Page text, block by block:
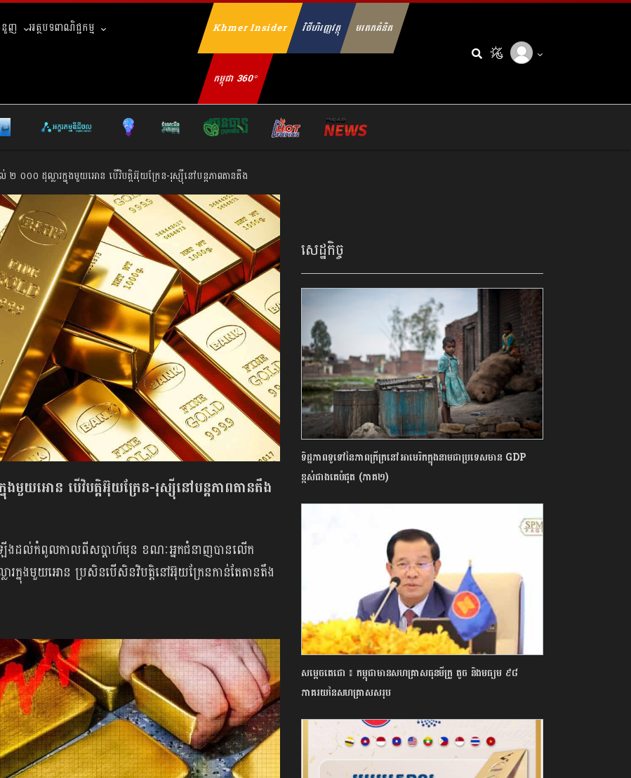
ញ អត្ថបទពាណិជ្ជកម្ម Khmer Insider វិថីហិរញ្ញវត្ថុ មរតកគំនិត
កម្ពុជា 360°
០០០ ដុល្លារក្នុងមួយអោន បើវិបត្តិអ៊ុយក្រែន-រុស្ស៊ីនៅបន្តភាពតានតឹង
យអោន បើវិបត្តិអ៊ុយក្រែន-រុស្ស៊ីនៅបន្តភាពតានតឹង
ឡើងដល់កំពូលកាលពីសប្តាហ៍មុន ខណៈអ្នកជំនាញបានលើក
ក្នុងមួយអោន ប្រសិនបើសិនវិបត្តិនៅអ៊ុយក្រែនកាន់តែតានតឹង
សេដ្ឋកិច្ច
ទិដ្ឋភាពទូទៅនៃភាពក្រីក្រនៅអាមេរិកក្នុងនាមជាប្រទេសមាន GDP
ខ្ពស់ជាងគេបំផុត (ភាគ២)
សម្ដេចតេជោ ៖ កម្ពុជា​មាន​សហគ្រាស​ធុនមីក្រូ​ តូច​ និងមធ្យម​ ៩៨​
ភាគរយ​នៃសហគ្រាស​សរុប​